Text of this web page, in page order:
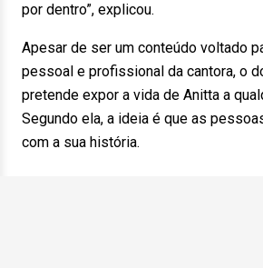
por dentro”, explicou.
Apesar de ser um conteúdo voltado
pessoal e profissional da cantora, o
pretende expor a vida de Anitta a
Segundo ela, a ideia é que as
com a sua história.